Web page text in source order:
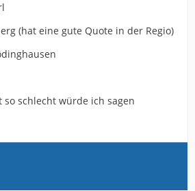
(hat eine gute Quote in der Regio)
schlecht würde ich sagen